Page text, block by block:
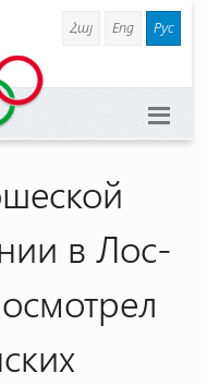
Հայ Eng Рус
в Лос-